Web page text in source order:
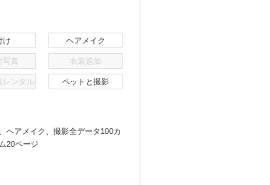
け ヘアメイク
写真 衣装追加
レンタル ペットと撮影
ヘアメイク、撮影全データ100カ
20ページ